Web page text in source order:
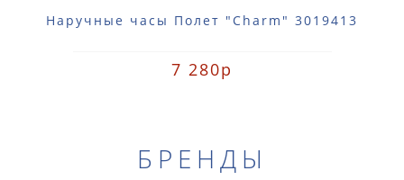
Наручные часы Полет "Charm" 3019413
7 280р
БРЕНДЫ